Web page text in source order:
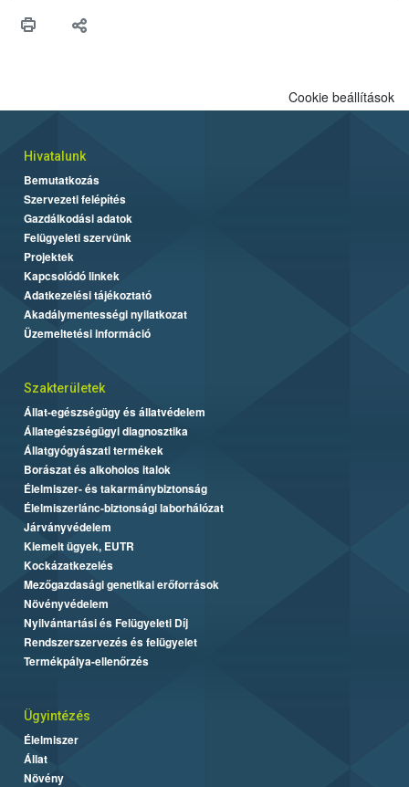
Cookie beállítások
Hivatalunk
Bemutatkozás
Szervezeti felépítés
Gazdálkodási adatok
Felügyeleti szervünk
Projektek
Kapcsolódó linkek
Adatkezelési tájékoztató
Akadálymentességi nyilatkozat
Üzemeltetési információ
Szakterületek
Állat-egészségügy és állatvédelem
Állategészségügyi diagnosztika
Állatgyógyászati termékek
Borászat és alkoholos italok
Élelmiszer- és takarmánybiztonság
Élelmiszerlánc-biztonsági laborhálózat
Járványvédelem
Kiemelt ügyek, EUTR
Kockázatkezelés
Mezőgazdasági genetikai erőforrások
Növényvédelem
Nyilvántartási és Felügyeleti Díj
Rendszerszervezés és felügyelet
Termékpálya-ellenőrzés
Ügyintézés
Élelmiszer
Állat
Növény